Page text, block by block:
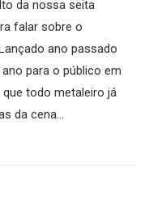
da nossa seita
falar sobre o
ano passado
para o público em
todo metaleiro já
da cena...